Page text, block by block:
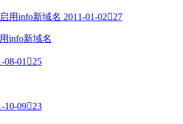
2011-01-0227
info新域名
08-01 25
10-0923